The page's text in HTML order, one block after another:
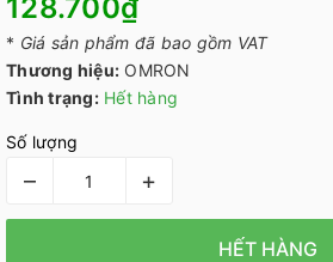
128.700₫
* Giá sản phẩm đã bao gồm VAT
Thương hiệu: OMRON
Tình trạng: Hết hàng
Số lượng
– +
HẾT HÀNG